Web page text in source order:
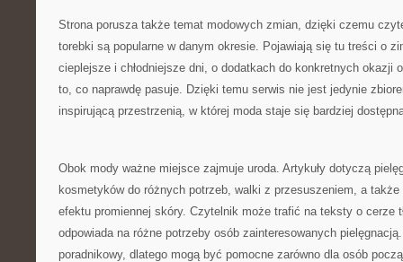
Strona porusza także temat modowych zmian, dzięki czemu
torebki są popularne w danym okresie. Pojawiają się tu treści o
cieplejsze i chłodniejsze dni, o dodatkach do konkretnych okazji
to, co naprawdę pasuje. Dzięki temu serwis nie jest jedynie
inspirującą przestrzenią, w której moda staje się bardziej
Obok mody ważne miejsce zajmuje uroda. Artykuły dotyczą
kosmetyków do różnych potrzeb, walki z przesuszeniem, a
efektu promiennej skóry. Czytelnik może trafić na teksty o cerze
odpowiada na różne potrzeby osób zainteresowanych
poradnikowy, dlatego mogą być pomocne zarówno dla osób